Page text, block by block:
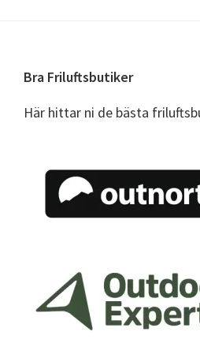
Footer
Bra Friluftsbutiker
Här hittar ni de bästa